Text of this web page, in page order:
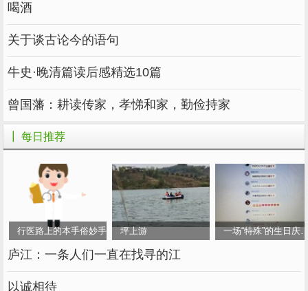
和，绝无严肃之意。酒后，观人围棋，几欲攘臂
代谋，屡惩屡忘，直不是人！”“赴黄茀卿兄弟饮
约”，说话仍失太多;到杜兰溪家饮约，“席间多戏
言，无论乱德，即取尤招怨，岂可不察”。
正月是传统的春节，曾国藩的应酬自然格外
不过，功夫不负有心人。如此不留情面的反
省自责，二三年后，曾国藩酒后多言的毛病终有
所收敛。此后，他的日记中就很少出现类似记
载，慢慢养成他谨言的德行。
除了好友之外，曾国藩官场交际中也离不开
同道朋友的聚会。
喝酒
关于谈古论今的语句
牛史·晚清篇读后感精选10篇
曾国藩：耕读传家，孝悌和家，勤俭持家
┃ 每日推荐
行医路上的本手俗妙手 坪上游 一场“特殊”的生日庆
庐江：一条人们一直在找寻的江
以诚相待